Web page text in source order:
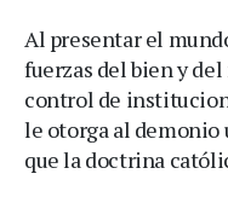
Al presentar el
fuerzas del bien y
control de
le otorga al demonio
que la doctrina